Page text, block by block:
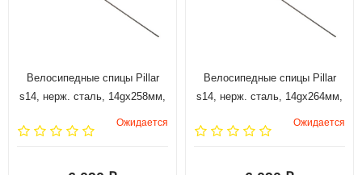
Велосипедные спицы Pillar
s14, нерж. сталь, 14gx258мм,
Ожидается
Велосипедные спицы Pillar
s14, нерж. сталь, 14gx264мм,
Ожидается